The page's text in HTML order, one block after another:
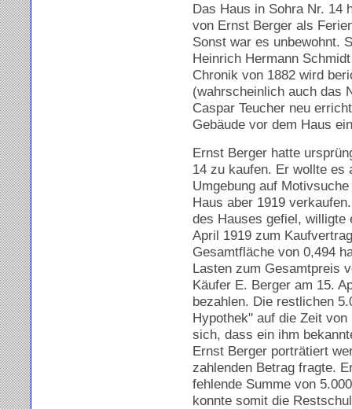
Das Haus in Sohra Nr. 14
von Ernst Berger als
Sonst war es unbewohnt.
Heinrich Hermann
Chronik von 1882 wird
(wahrscheinlich auch das
Caspar Teucher neu
Gebäude vor dem Haus
Ernst Berger hatte
14 zu kaufen. Er wollte es
Umgebung auf
Haus aber 1919
des Hauses gefiel, willigte
April 1919 zum
Gesamtfläche von 0,494
Lasten zum Gesamtpreis
Käufer E. Berger am 15.
bezahlen. Die restlichen
Hypothek" auf die Zeit
sich, dass ein ihm
Ernst Berger porträtiert
zahlenden Betrag fragte.
fehlende Summe von
konnte somit die